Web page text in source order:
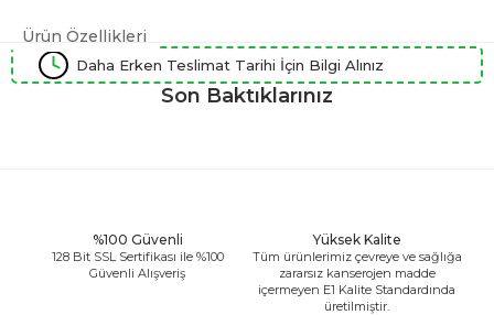
Ürün Özellikleri
Daha Erken Teslimat Tarihi İçin Bilgi Alınız
Son Baktıklarınız
%100 Güvenli
128 Bit SSL Sertifikası ile %100
Güvenli Alışveriş
Yüksek Kalite
Tüm ürünlerimiz çevreye ve sağlığa
zararsız kanserojen madde
içermeyen E1 Kalite Standardında
üretilmiştir.